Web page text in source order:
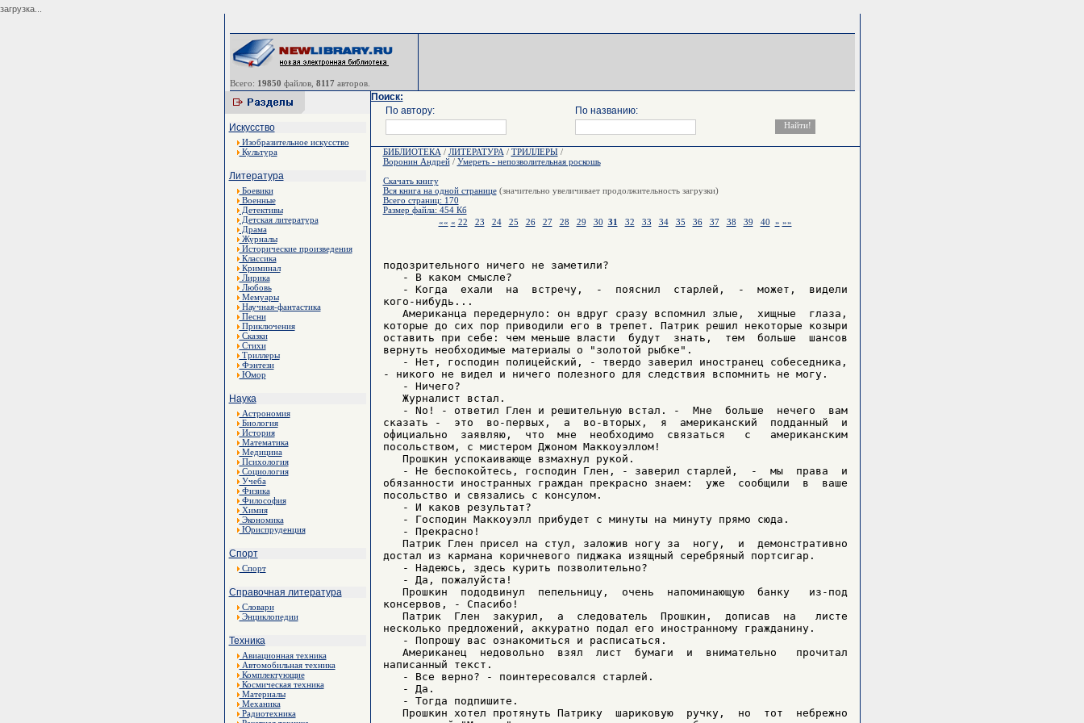
загрузка...
Всего: 19850 файлов, 8117 авторов.
Искусство
Изобразительное искусство
Культура
Литература
Боевики
Военные
Детективы
Детская литература
Драма
Журналы
Исторические произведения
Классика
Криминал
Лирика
Любовь
Мемуары
Научная-фантастика
Песни
Приключения
Сказки
Стихи
Триллеры
Фэнтези
Юмор
Наука
Астрономия
Биология
История
Математика
Медицина
Психология
Социология
Учеба
Физика
Философия
Химия
Экономика
Юриспруденция
Спорт
Спорт
Справочная литература
Словари
Энциклопедии
Техника
Авиационная техника
Автомобильная техника
Комплектующие
Космическая техника
Материалы
Механика
Радиотехника
Поиск:
По автору:
По названию:
БИБЛИОТЕКА / ЛИТЕРАТУРА / ТРИЛЛЕРЫ /
Воронин Андрей/ Умереть - непозволительная роскошь
Скачать книгу
Вся книга на одной странице(значительно увеличивает продолжительность загрузки)
Всего страниц: 170
Размер файла: 454 Кб
«« « 22 23 24 25 26 27 28 29 30 31 32 33 34 35 36 37 38 39 40 » »»
подозрительного ничего не заметили?
   - В каком смысле?
   - Когда  ехали  на  встречу,  -  пояснил  старлей,  -  может,  видели
кого-нибудь...
   Американца передернуло: он вдруг сразу вспомнил злые,  хищные  глаза,
которые до сих пор приводили его в трепет. Патрик решил некоторые козыри
оставить при себе: чем меньше власти  будут  знать,  тем  больше  шансов
вернуть необходимые материалы о "золотой рыбке".
   - Нет, господин полицейский, - твердо заверил иностранец собеседника,
- никого не видел и ничего полезного для следствия вспомнить не могу.
   - Ничего?
   Журналист встал.
   - No! - ответил Глен и решительную встал. -  Мне  больше  нечего  вам
сказать -  это  во-первых,  а  во-вторых,  я  американский  подданный  и
официально  заявляю,  что  мне  необходимо  связаться   с   американским
посольством, с мистером Джоном Маккоуэллом!
   Прошкин успокаивающе взмахнул рукой.
   - Не беспокойтесь, господин Глен, - заверил старлей,  -  мы  права  и
обязанности иностранных граждан прекрасно знаем:  уже  сообщили  в  ваше
посольство и связались с консулом.
   - И каков результат?
   - Господин Маккоуэлл прибудет с минуты на минуту прямо сюда.
   - Прекрасно!
   Патрик Глен присел на стул, заложив ногу за  ногу,  и  демонстративно
достал из кармана коричневого пиджака изящный серебряный портсигар.
   - Надеюсь, здесь курить позволительно?
   - Да, пожалуйста!
   Прошкин  пододвинул  пепельницу,  очень  напоминающую  банку   из-под
консервов, - Спасибо!
   Патрик  Глен  закурил,  а  следователь  Прошкин,  дописав  на   листе
несколько предложений, аккуратно подал его иностранному гражданину.
   - Попрошу вас ознакомиться и расписаться.
   Американец  недовольно  взял  лист  бумаги  и  внимательно   прочитал
написанный текст.
   - Все верно? - поинтересовался старлей.
   - Да.
   - Тогда подпишите.
   Прошкин хотел протянуть Патрику  шариковую  ручку,  но  тот  небрежно